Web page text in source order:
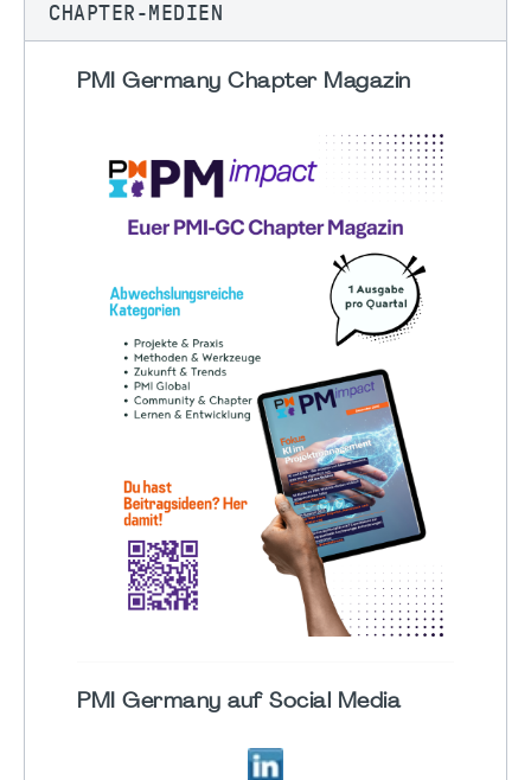
CHAPTER-MEDIEN
PMI Germany Chapter Magazin
PMI Germany auf Social Media